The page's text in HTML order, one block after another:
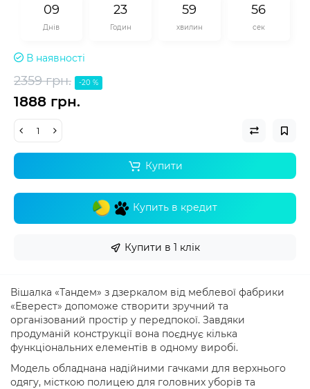
09
Днів
23
Годин
59
хвилин
55
сек
В наявності
2359 грн. -20 %
1888 грн.
Купити
Купить в кредит
Купити в 1 клік
Вішалка «Тандем» з дзеркалом від меблевої фабрики
«Еверест» допоможе створити зручний та
організований простір у передпокої. Завдяки
продуманій конструкції вона поєднує кілька
функціональних елементів в одному виробі.
Модель обладнана надійними гачками для верхнього
одягу, місткою полицею для головних уборів та